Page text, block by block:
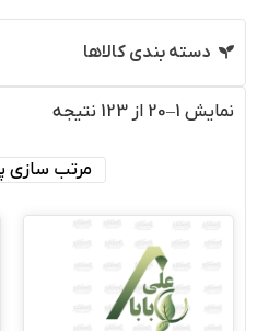
دسته بندی کالاها
نمایش 1–20 از 123 نتیجه